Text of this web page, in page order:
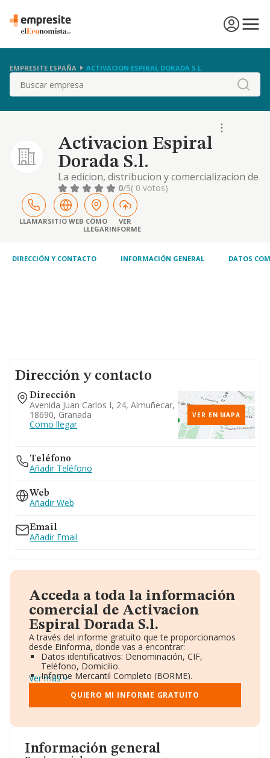
EMPRESITE ESPAÑA ACTIVACION ESPIRAL DORADA S.L.
Buscar
Activacion Espiral
Dorada S.l.
La edicion, distribucion y comercializacion de
libros de texto. realizacion de seminarios,
cursos, conferencias y formacion.
0/5( 0 votos)
LLAMARSITIO WEB CÓMO
LLEGAR
VER
INFORME
DIRECCIÓN Y CONTACTO INFORMACIÓN GENERAL DATOS
Información general
Dirección y contacto
Dirección
Avenida Juan Carlos I, 24, Almuñecar,
18690, Granada
Como llegar
VER EN MAPA
Teléfono
Añadir Teléfono
Web
Añadir Web
Email
Añadir Email
Acceda a toda la información
comercial de Activacion
Espiral Dorada S.l.
A través del informe gratuito que te proporcionamos
desde Einforma, donde vas a encontrar:
Datos identificativos: Denominación, CIF,
Teléfono, Domicilio.
Informe Mercantil Completo (BORME).
Gráficos de Evolución Ventas y Empleados.
Consejo de Administración y Administradores.
Directivos y Ejecutivos.
Información oficial y registral complementaria.
Ver más
QUIERO MI INFORME GRATUITO